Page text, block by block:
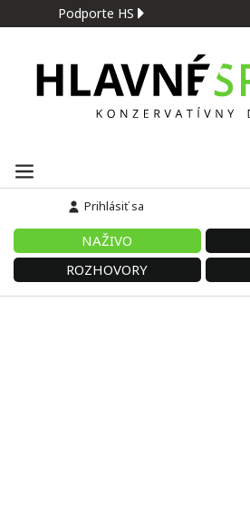
Podporte HS
Prihlásiť sa
NAŽIVO
ROZHOVORY